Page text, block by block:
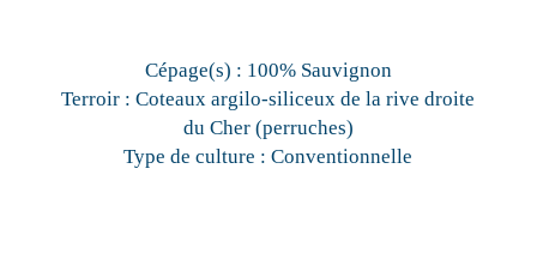
Cépage(s) : 100% Sauvignon
Terroir : Coteaux argilo-siliceux de la rive droite
du Cher (perruches)
Type de culture : Conventionnelle